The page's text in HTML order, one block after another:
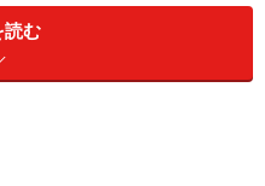
などと共に日本最初の公
時期はもちろん、それ以
物館を訪れる人や各種イ
読む